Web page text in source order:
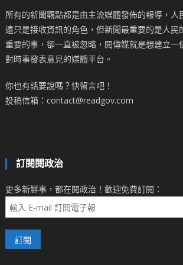
所有的新聞觀點都是由主流媒體發佈的報導，人
遠只是接收資訊的角色，但新聞最重要的是人民
重要的事，卻一直被忽略，閱傳媒就是想建立一
對時事發表意見的媒體平台。
你也有話要說嗎？快留言吧！
投稿信箱：contact@readgov.com
訂閱閱政治
更多新鮮事，都在閱政治！歡迎免費訂閱：